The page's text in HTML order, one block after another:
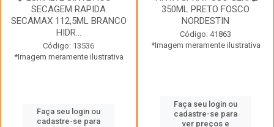
SECAGEM RAPIDA
SECAMAX 112,5ML BRANCO
HIDR...
Código: 13536
*Imagem meramente ilustrativa
Faça seu login ou
cadastre-se para
350ML PRETO FOSCO
NORDESTIN
Código: 41863
*Imagem meramente ilustrativa
Faça seu login ou
cadastre-se para
ver preços e